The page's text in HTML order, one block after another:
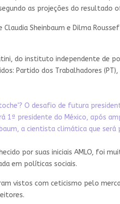
as projeções do resultado
Claudia Sheinbaum e Dilma
do instituto independente de
Partido dos Trabalhadores
O desafio de futura
1ª presidente do México, após
a cientista climática que será
por suas iniciais AMLO, foi
em políticas sociais.
vistos com ceticismo pelo